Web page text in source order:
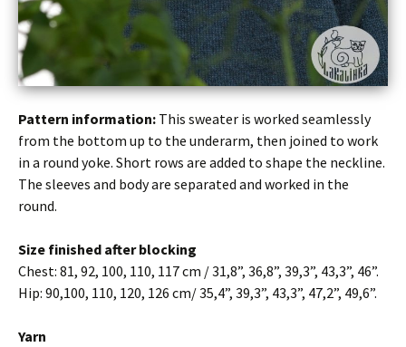
Pattern information: This sweater is worked seamlessly
from the bottom up to the underarm, then joined to work
in a round yoke. Short rows are added to shape the neckline.
The sleeves and body are separated and worked in the
round.
Size finished after blocking
Chest: 81, 92, 100, 110, 117 cm / 31,8”, 36,8”, 39,3”, 43,3”, 46”.
Hip: 90,100, 110, 120, 126 cm/ 35,4”, 39,3”, 43,3”, 47,2”, 49,6”.
Yarn